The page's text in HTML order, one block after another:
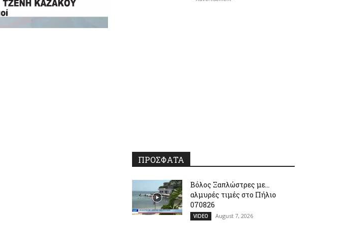
ΠΡΟΣΦΑΤΑ
Βόλος Ξαπλώστρες με…
αλμυρές τιμές στο Πήλιο
070826
VIDEO August 7, 2026